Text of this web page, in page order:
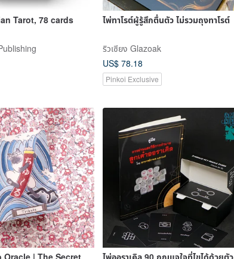
Tarot, 78 cards
ไพ่ทาโรต์ผู้รู้สึกตื่นตัว ไม่รวมถุงทาโรต์
ริวเซียง Glazoak
US$ 78.18
Pinkoi Exclusive